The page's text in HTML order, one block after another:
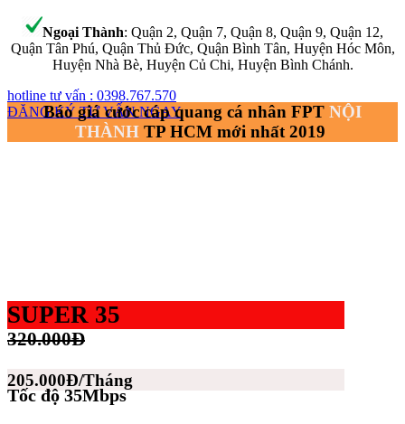
Ngoại Thành: Quận 2, Quận 7, Quận 8, Quận 9, Quận 12,
Quận Tân Phú, Quận Thủ Đức, Quận Bình Tân, Huyện Hóc Môn,
Huyện Nhà Bè, Huyện Củ Chi, Huyện Bình Chánh.
hotline tư vấn : 0398.767.570
ĐĂNG KÝ TƯ VẤN NGAY
Báo giá cước cáp quang cá nhân FPT NỘI
THÀNH TP HCM mới nhất 2019
SUPER 35
320.000Đ
205.000Đ/Tháng
Tốc độ 35Mbps